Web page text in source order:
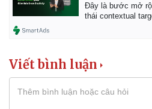
Đây là bước mở
thái contextual
Viết bình luận